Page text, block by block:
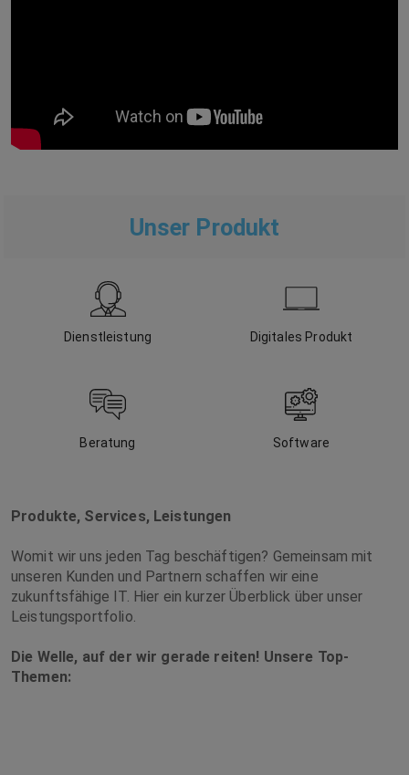
Unser Produkt
Dienstleistung Digitales Produkt
Beratung Software
Produkte, Services, Leistungen
Womit wir uns jeden Tag beschäftigen? Gemeinsam mit
unseren Kunden und Partnern schaffen wir eine
zukunftsfähige IT. Hier ein kurzer Überblick über unser
Leistungsportfolio.
Die Welle, auf der wir gerade reiten! Unsere Top-
Themen: